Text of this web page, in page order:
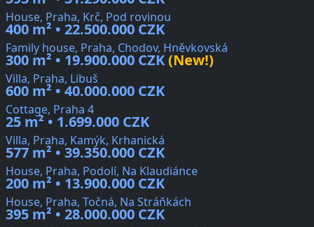
House, Praha, Krč, Pod rovinou
400 m² • 22.500.000 CZK
Family house, Praha, Chodov, Hněvkovská
300 m² • 19.900.000 CZK(New!)
Villa, Praha, Libuš
600 m² • 40.000.000 CZK
Cottage, Praha 4
25 m² • 1.699.000 CZK
Villa, Praha, Kamýk, Krhanická
577 m² • 39.350.000 CZK
House, Praha, Podolí, Na Klaudiánce
200 m² • 13.900.000 CZK
House, Praha, Točná, Na Stráňkách
395 m² • 28.000.000 CZK